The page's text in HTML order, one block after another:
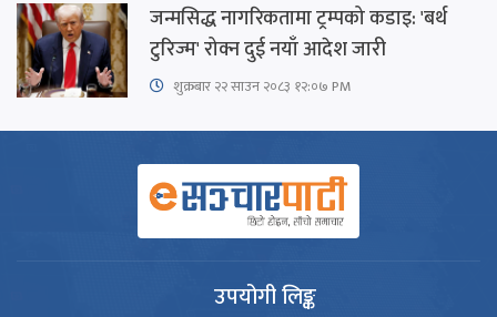
जन्मसिद्ध नागरिकतामा ट्रम्पको कडाइ: 'बर्थ
टुरिज्म' रोक्न दुई नयाँ आदेश जारी
शुक्रबार​ २२ साउन २०८३ १२:०७ PM
उपयोगी लिङ्क